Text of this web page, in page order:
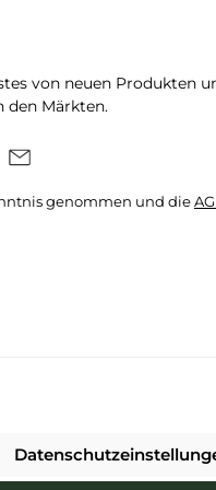
von neuen Produkten
den Märkten.
genommen und die
Theme by